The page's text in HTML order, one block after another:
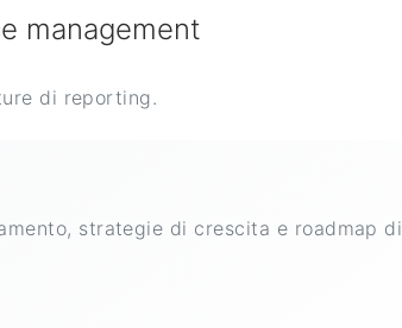
management
di reporting.
strategie di crescita e roadmap di